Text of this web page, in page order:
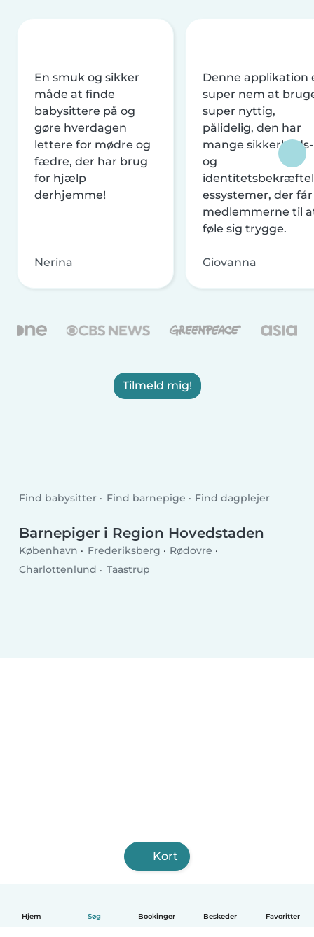
Hjem Søg Bookinger Beskeder Favoritter
En smuk og sikker
måde at finde
babysittere på og
gøre hverdagen
lettere for mødre og
fædre, der har brug
for hjælp
derhjemme!
Nerina
Denne applikation
super nem at
super nyttig,
pålidelig, den har
mange sikkerheds-
og
essystemer, der får
medlemmerne til
føle sig trygge.
Giovanna
Tilmeld mig!
Find babysitter Find barnepige Find dagplejer
Barnepiger i Region Hovedstaden
København Frederiksberg
Rødovre
Charlottenlund
Taastrup
Kort